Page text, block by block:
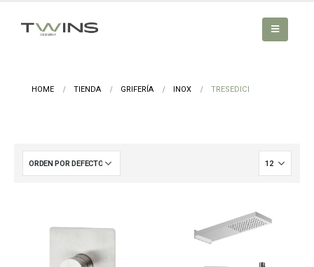
HOME TIENDA GRIFERÍA INOX TRESEDICI